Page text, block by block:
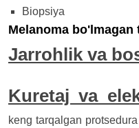
Biopsiya
Melanoma
Jarrohlik va
Kuretaj va
keng tarqalgan